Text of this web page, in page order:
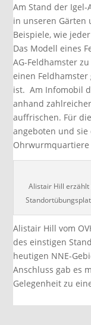
Am Stand der Igel-
in unseren Gärten
Beispiele, wie
Das Modell eines
AG-Feldhamster
einen
ist. Am Infomobil
anhand
auffrischen. Für
angeboten und
Ohrwurmquartiere
Alistair Hill erzählt
Alistair Hill vom
des einstigen
heutigen NNE-
Anschluss gab es
Gelegenheit zu